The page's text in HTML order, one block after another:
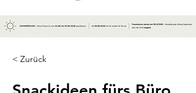
< Zurück